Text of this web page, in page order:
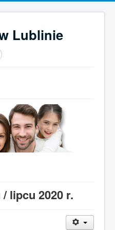
Lublinie
używa cookies
oznacza zgodę na to.
lipcu 2020 r.